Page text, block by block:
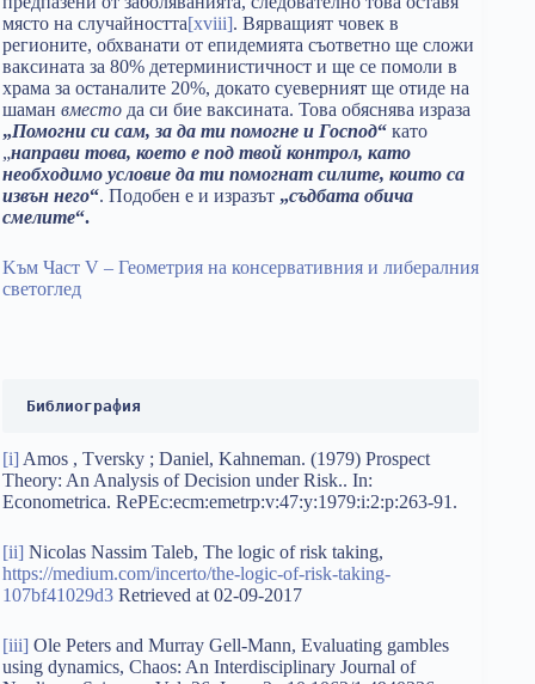
място на случайността[xviii]. Вярващият човек в
регионите, обхванати от епидемията съответно ще сложи
ваксината за 80% детерминистичност и ще се помоли в
храма за останалите 20%, докато суеверният ще отиде на
шаман вместо да си бие ваксината. Това обяснява израза
„Помогни си сам, за да ти помогне и Господ“ като
„направи това, което е под твой контрол, като
необходимо условие да ти помогнат силите, които са
извън него“. Подобен е и изразът „съдбата обича
смелитe“.
Kъм Част V – Геометрия на консервативния и либералния
светоглед
Библиография
[i] Amos , Tversky ; Daniel, Kahneman. (1979) Prospect
Theory: An Analysis of Decision under Risk.. In:
Econometrica. RePEc:ecm:emetrp:v:47:y:1979:i:2:p:263-91.
[ii] Nicolas Nassim Taleb, The logic of risk taking,
https://medium.com/incerto/the-logic-of-risk-taking-
107bf41029d3 Retrieved at 02-09-2017
[iii] Ole Peters and Murray Gell-Mann, Evaluating gambles
using dynamics, Chaos: An Interdisciplinary Journal of